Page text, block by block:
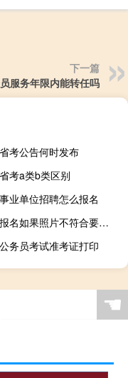
下一篇
服务年限内能转任吗
考公告何时发布
考a类b类区别
业单位招聘怎么报名
教资报名如果照片不符合要求会怎样
务员考试准考证打印
☚